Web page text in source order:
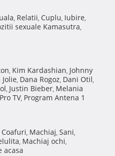
, Relatii, Cuplu, Iubire,
sexuale Kamasutra,
, Kim Kardashian, Johnny
, Dana Rogoz, Dani Otil,
, Justin Bieber, Melania
TV, Program Antena 1
Coafuri, Machiaj, Sani,
, Machiaj ochi,
acasa